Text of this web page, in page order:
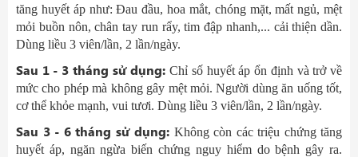
tăng huyết áp như: Đau đầu, hoa mắt, chóng mặt, mất ngủ, mệt
mỏi buồn nôn, chân tay run rẩy, tim đập nhanh,... cải thiện dần.
Dùng liều 3 viên/lần, 2 lần/ngày.
Sau 1 - 3 tháng sử dụng: Chỉ số huyết áp ổn định và trở về
mức cho phép mà không gây mệt mỏi. Người dùng ăn uống tốt,
cơ thể khỏe mạnh, vui tươi. Dùng liều 3 viên/lần, 2 lần/ngày.
Sau 3 - 6 tháng sử dụng: Không còn các triệu chứng tăng
huyết áp, ngăn ngừa biến chứng nguy hiểm do bệnh gây ra.